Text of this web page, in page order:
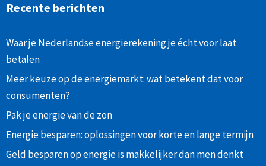
Recente berichten
Waar je Nederlandse energierekening je écht voor laat
betalen
Meer keuze op de energiemarkt: wat betekent dat voor
consumenten?
Pak je energie van de zon
Energie besparen: oplossingen voor korte en lange termijn
Geld besparen op energie is makkelijker dan men denkt